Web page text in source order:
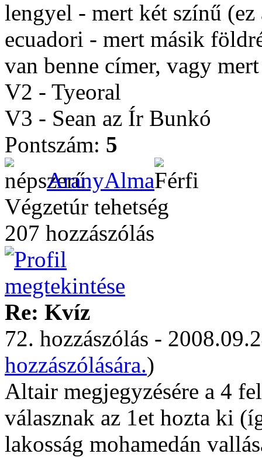
lengyel - mert két színű (ez
ecuadori - mert másik
van benne címer, vagy
V2 - Tyeoral
V3 - Sean az Ír Bunkó
Pontszám: 5
AranyAlma
Végzetúr tehetség
207 hozzászólás
Re: Kvíz
72. hozzászólás -
hozzászólására.)
Altair megjegyzésére a 4
válasznak az 1et hozta ki
lakosság mohamedán